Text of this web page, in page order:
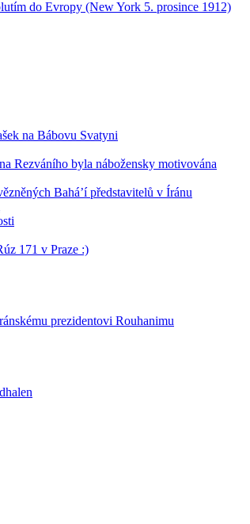
do Evropy (New York 5. prosince 1912)
na Bábovu Svatyni
Rezváního byla nábožensky motivována
Bahá’í představitelů v Íránu
171 v Praze :)
prezidentovi Rouhanimu